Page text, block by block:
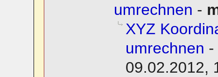
umrechnen -
XYZ
umrechnen -
09.02.2012,